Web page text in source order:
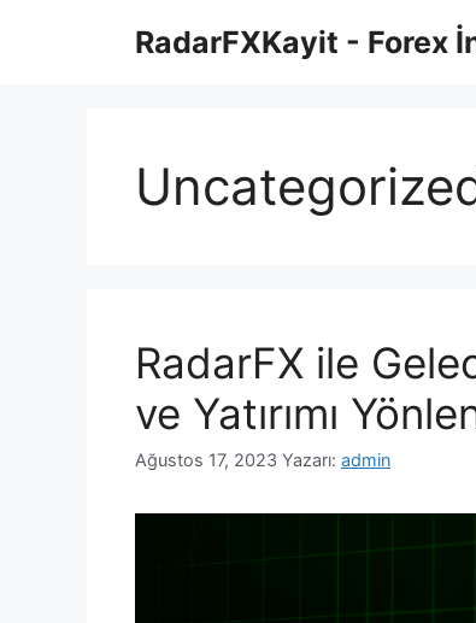
RadarFXKayit - Forex
RadarFX ile
ve Yatırımı
Ağustos 17, 2023 Yazarı: admin